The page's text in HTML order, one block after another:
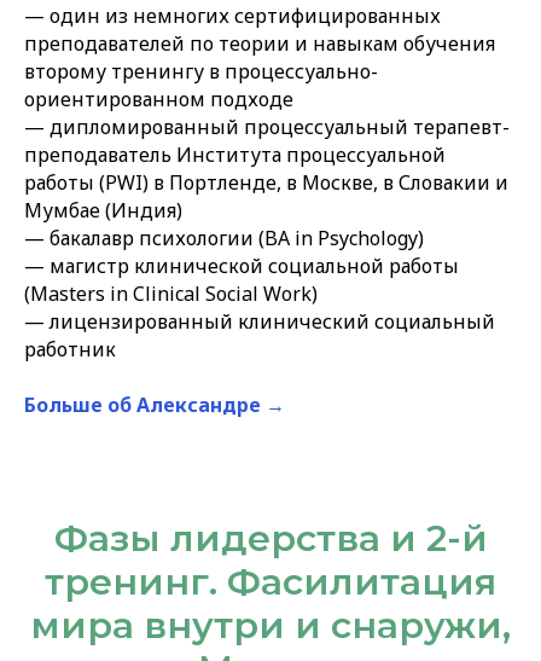
— один из немногих сертифицированных
преподавателей по теории и навыкам обучения
второму тренингу в процессуально-
ориентированном подходе
— дипломированный процессуальный терапевт-
преподаватель Института процессуальной
работы (PWI) в Портленде, в Москве, в Словакии и
Мумбае (Индия)
— бакалавр психологии (BA in Psychology)
— магистр клинической социальной работы
(Masters in Clinical Social Work)
— лицензированный клинический социальный
работник
Больше об Александре →
Фазы лидерства и 2-й
тренинг. Фасилитация
мира внутри и снаружи,